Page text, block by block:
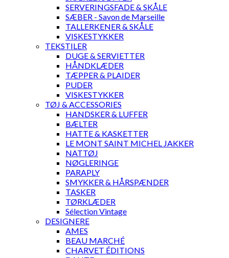
SERVERINGSFADE & SKÅLE
SÆBER - Savon de Marseille
TALLERKENER & SKÅLE
VISKESTYKKER
TEKSTILER
DUGE & SERVIETTER
HÅNDKLÆDER
TÆPPER & PLAIDER
PUDER
VISKESTYKKER
TØJ & ACCESSORIES
HANDSKER & LUFFER
BÆLTER
HATTE & KASKETTER
LE MONT SAINT MICHEL JAKKER
NATTØJ
NØGLERINGE
PARAPLY
SMYKKER & HÅRSPÆNDER
TASKER
TØRKLÆDER
Sélection Vintage
DESIGNERE
AMES
BEAU MARCHÉ
CHARVET ÉDITIONS